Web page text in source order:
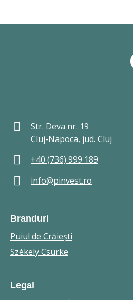
Str. Deva nr. 19
Cluj-Napoca, jud. Cluj
+40 (736) 999 189
info@pinvest.ro
Branduri
Puiul de Crăieşti
Székely Csürke
Legal